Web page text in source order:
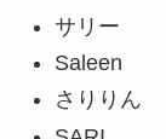
サリー
Saleen
さりりん